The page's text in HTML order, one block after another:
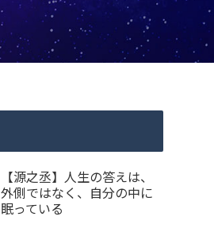
【源之丞】人生の答えは、
外側ではなく、自分の中に
眠っている